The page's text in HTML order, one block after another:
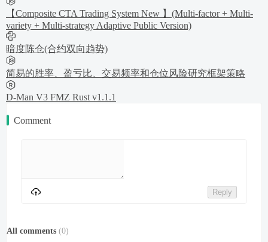
【Composite CTA Trading System New 】(Multi-factor + Multi-
variety + Multi-strategy Adaptive Public Version)
暗度陈仓(合约双向趋势)
简易的胜率、盈亏比、交易频率和仓位风险研究框架策略
D-Man V3 FMZ Rust v1.1.1
Comment
Reply
All comments (0)